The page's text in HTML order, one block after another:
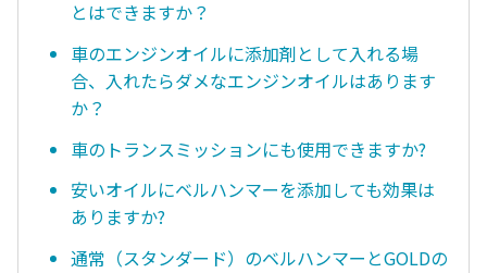
とはできますか？
車のエンジンオイルに添加剤として入れる場
合、入れたらダメなエンジンオイルはあります
か？
車のトランスミッションにも使用できますか?
安いオイルにベルハンマーを添加しても効果は
ありますか?
通常（スタンダード）のベルハンマーとGOLDの